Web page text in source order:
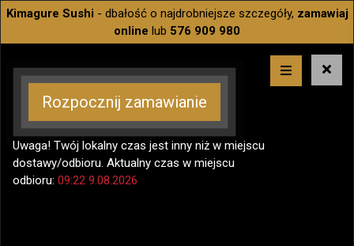
Kimagure Sushi - dbałość o najdrobniejsze szczegóły, zamawiaj
online lub 576 909 980
Rozpocznij zamawianie
Uwaga! Twój lokalny czas jest inny niż w miejscu
dostawy/odbioru. Aktualny czas w miejscu
odbioru: 09:22 9.08.2026